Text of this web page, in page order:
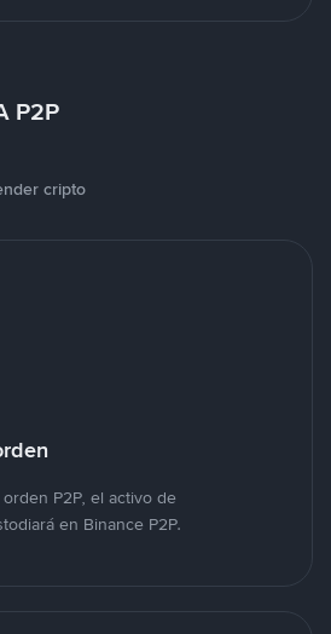
P2P
cripto
P2P, el activo de
en Binance P2P.